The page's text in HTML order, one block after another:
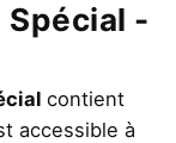
Spécial -
contient
accessible à